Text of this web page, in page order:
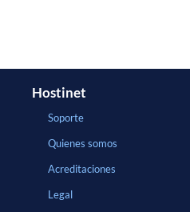
Hostinet
Soporte
Quienes somos
Acreditaciones
Legal